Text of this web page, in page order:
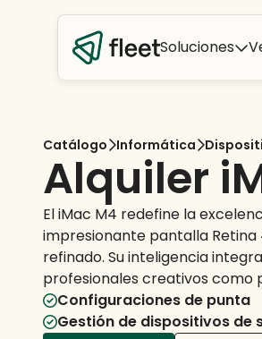
Soluciones
Catálogo Informática
Alquiler
El iMac M4 redefine la
impresionante pantalla Retina
refinado. Su inteligencia
profesionales creativos como
Configuraciones de punta
Gestión de dispositivos de